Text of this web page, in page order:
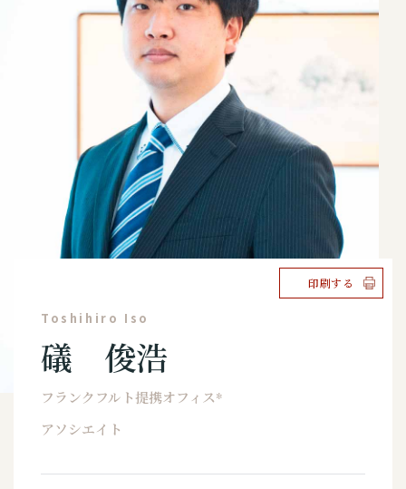
印刷する
Toshihiro Iso
礒 俊浩
フランクフルト提携オフィス*
アソシエイト